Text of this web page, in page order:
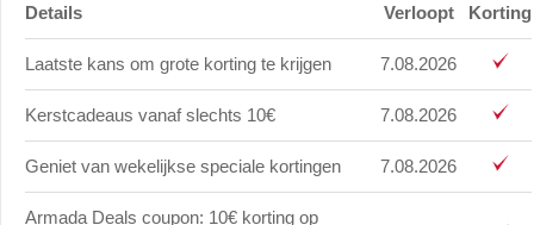
Details Verloopt Korting
Laatste kans om grote korting te krijgen 7.08.2026
Kerstcadeaus vanaf slechts 10€ 7.08.2026
Geniet van wekelijkse speciale kortingen 7.08.2026
Armada Deals coupon: 10€ korting op